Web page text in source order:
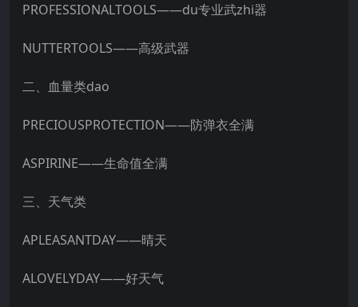
PROFESSIONALTOOLS——du专业武zhi器
NUTTERTOOLS——高级武器
二、血量类dao
PRECIOUSPROTECTION——防弹衣全满
ASPIRINE——生命值全满
三、天气类
APLEASANTDAY——晴天
ALOVELYDAY——好天气